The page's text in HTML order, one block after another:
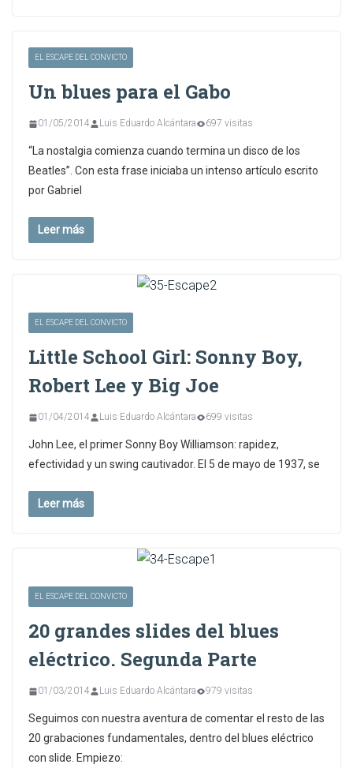
EL ESCAPE DEL CONVICTO
Un blues para el Gabo
01/05/2014 Luis Eduardo Alcántara 697 visitas
“La nostalgia comienza cuando termina un disco de los
Beatles”. Con esta frase iniciaba un intenso artículo escrito
por Gabriel
Leer más
EL ESCAPE DEL CONVICTO
Little School Girl: Sonny Boy,
Robert Lee y Big Joe
01/04/2014 Luis Eduardo Alcántara 699 visitas
John Lee, el primer Sonny Boy Williamson: rapidez,
efectividad y un swing cautivador. El 5 de mayo de 1937, se
Leer más
EL ESCAPE DEL CONVICTO
20 grandes slides del blues
eléctrico. Segunda Parte
01/03/2014 Luis Eduardo Alcántara 979 visitas
Seguimos con nuestra aventura de comentar el resto de las
20 grabaciones fundamentales, dentro del blues eléctrico
con slide. Empiezo: